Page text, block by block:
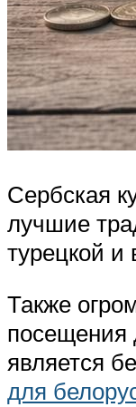
Сербская
лучшие
турецкой и
Также
посещения
является
для